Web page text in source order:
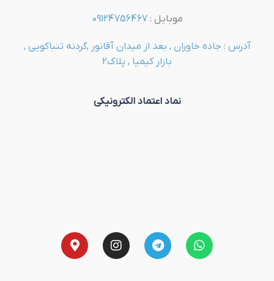
موبایل :09124756467
آدرس : جاده خاوران , بعد از میدان آقانور ,گردنه تنباکویی ,
بازار کیمیا , پلاک2
نماد اعتماد الکترونیکی